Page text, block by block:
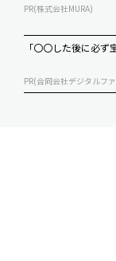
PR(株式会社MURA)
「〇〇した後に必
PR(合同会社デジタルフ